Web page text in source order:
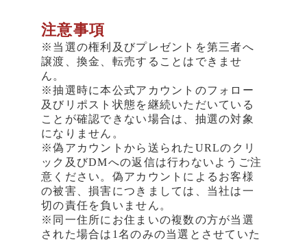
注意事項
※当選の権利及びプレゼントを第三者へ
譲渡、換金、転売することはできませ
ん。
※抽選時に本公式アカウントのフォロー
及びリポスト状態を継続いただいている
ことが確認できない場合は、抽選の対象
になりません。
※偽アカウントから送られたURLのクリ
ック及びDMへの返信は行わないようご注
意ください。偽アカウントによるお客様
の被害、損害につきましては、当社は一
切の責任を負いません。
※同一住所にお住まいの複数の方が当選
された場合は1名のみの当選とさせていた